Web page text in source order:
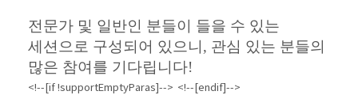
전문가 및 일반인 분들이 들을 수 있는
세션으로 구성되어 있으니 , 관심 있는 분들의
많은 참여를 기다립니다!
<!--[if !supportEmptyParas]--> <!--[endif]-->